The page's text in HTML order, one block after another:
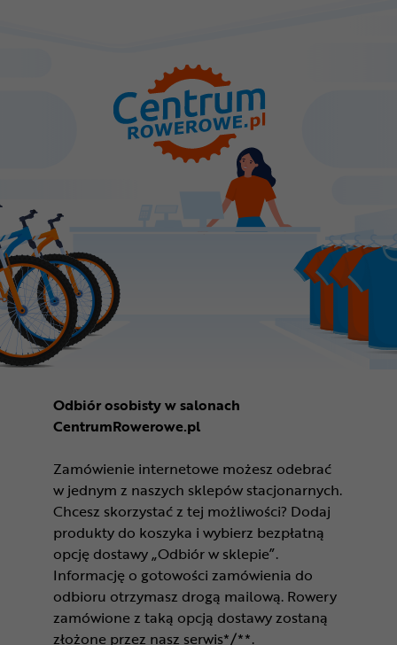
Odbiór osobisty w salonach
CentrumRowerowe.pl
Zamówienie internetowe możesz odebrać
w jednym z naszych sklepów stacjonarnych.
Chcesz skorzystać z tej możliwości? Dodaj
produkty do koszyka i wybierz bezpłatną
opcję dostawy „Odbiór w sklepie”.
Informację o gotowości zamówienia do
odbioru otrzymasz drogą mailową. Rowery
zamówione z taką opcją dostawy zostaną
złożone przez nasz serwis*/**.